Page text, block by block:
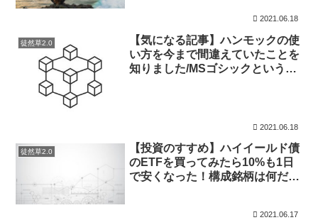
2021.06.18
徒然草2.0
【気になる記事】ハンモックの使
い方を今まで間違えていたことを
知りました/MSゴシックというフ
2021.06.18
徒然草2.0
【投資のすすめ】ハイイールド債
のETFを買ってみたら10%も1日
で安くなった！構成銘柄は何だろ
2021.06.17